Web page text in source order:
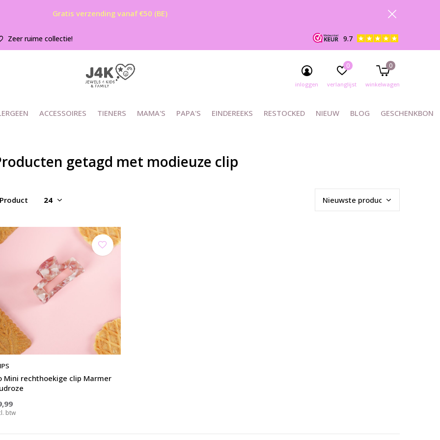
ACCESSOIRES TIENERS MAMA'S PAPA'S EINDEREEKS RESTOCKED NIEUW BLOG GESCHENKBON
inloggen verlanglijst
0
winkelwagen
0
Zeer ruime collectie! 9.7
Gratis verzending vanaf €50 (BE)
getagd met modieuze clip
Mini rechthoekige clip Marmer
btw